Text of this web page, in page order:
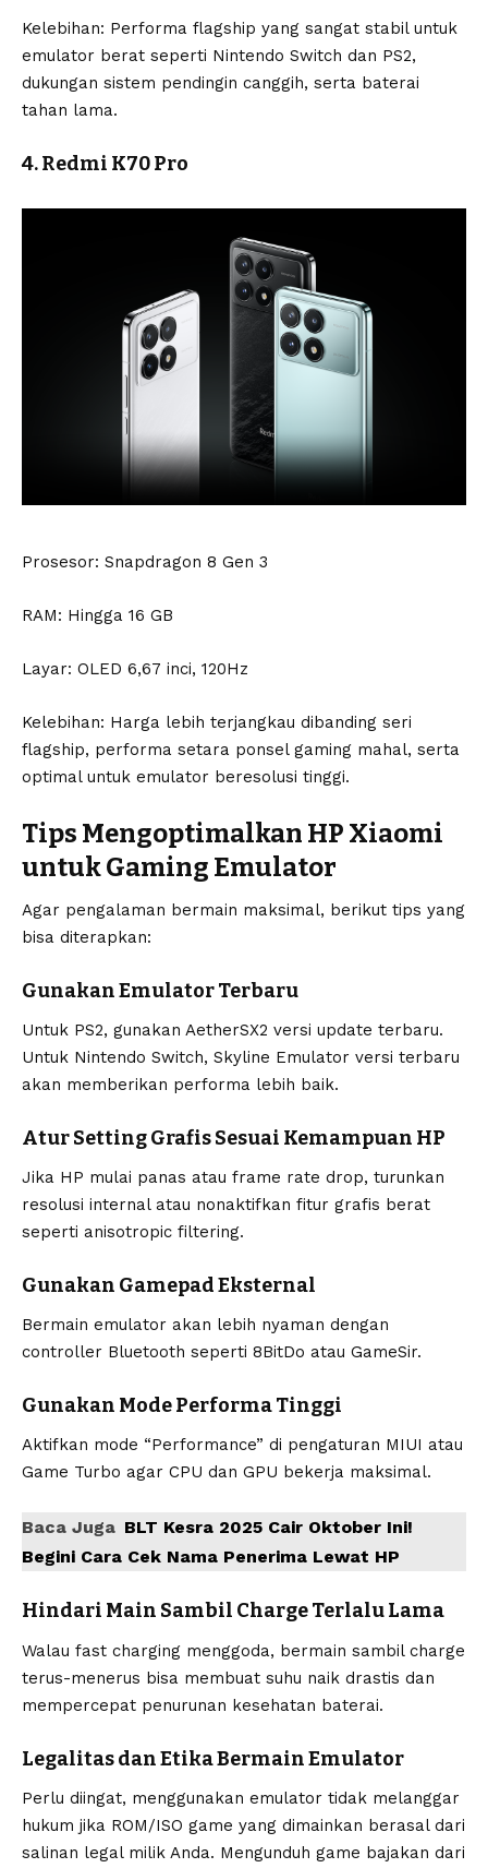
Kelebihan: Performa flagship yang sangat stabil untuk
emulator berat seperti Nintendo Switch dan PS2,
dukungan sistem pendingin canggih, serta baterai
tahan lama.
4. Redmi K70 Pro
Prosesor: Snapdragon 8 Gen 3
RAM: Hingga 16 GB
Layar: OLED 6,67 inci, 120Hz
Kelebihan: Harga lebih terjangkau dibanding seri
flagship, performa setara ponsel gaming mahal, serta
optimal untuk emulator beresolusi tinggi.
Tips Mengoptimalkan HP Xiaomi
untuk Gaming Emulator
Agar pengalaman bermain maksimal, berikut tips yang
bisa diterapkan:
Gunakan Emulator Terbaru
Untuk PS2, gunakan AetherSX2 versi update terbaru.
Untuk Nintendo Switch, Skyline Emulator versi terbaru
akan memberikan performa lebih baik.
Atur Setting Grafis Sesuai Kemampuan HP
Jika HP mulai panas atau frame rate drop, turunkan
resolusi internal atau nonaktifkan fitur grafis berat
seperti anisotropic filtering.
Gunakan Gamepad Eksternal
Bermain emulator akan lebih nyaman dengan
controller Bluetooth seperti 8BitDo atau GameSir.
Gunakan Mode Performa Tinggi
Aktifkan mode “Performance” di pengaturan MIUI atau
Game Turbo agar CPU dan GPU bekerja maksimal.
Baca Juga BLT Kesra 2025 Cair Oktober Ini!
Begini Cara Cek Nama Penerima Lewat HP
Hindari Main Sambil Charge Terlalu Lama
Walau fast charging menggoda, bermain sambil charge
terus-menerus bisa membuat suhu naik drastis dan
mempercepat penurunan kesehatan baterai.
Legalitas dan Etika Bermain Emulator
Perlu diingat, menggunakan emulator tidak melanggar
hukum jika ROM/ISO game yang dimainkan berasal dari
salinan legal milik Anda. Mengunduh game bajakan dari